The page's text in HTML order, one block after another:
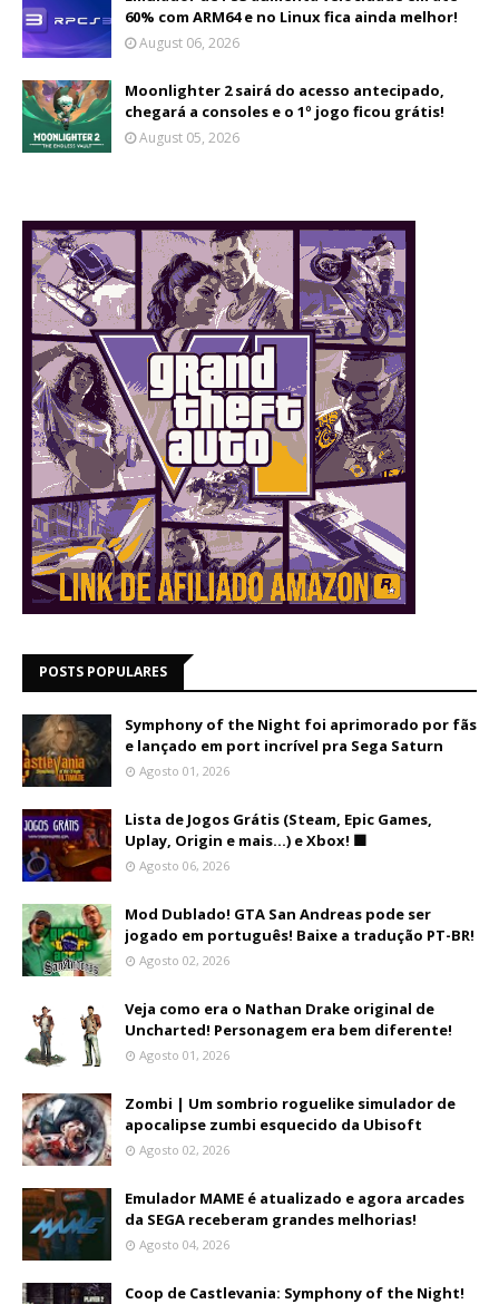
60% com ARM64 e no Linux fica ainda melhor!
August 06, 2026
Moonlighter 2 sairá do acesso antecipado,
chegará a consoles e o 1º jogo ficou grátis!
August 05, 2026
POSTS POPULARES
Symphony of the Night foi aprimorado por fãs
e lançado em port incrível pra Sega Saturn
Agosto 01, 2026
Lista de Jogos Grátis (Steam, Epic Games,
Uplay, Origin e mais...) e Xbox! 🟩
Agosto 06, 2026
Mod Dublado! GTA San Andreas pode ser
jogado em português! Baixe a tradução PT-BR!
Agosto 02, 2026
Veja como era o Nathan Drake original de
Uncharted! Personagem era bem diferente!
Agosto 01, 2026
Zombi | Um sombrio roguelike simulador de
apocalipse zumbi esquecido da Ubisoft
Agosto 02, 2026
Emulador MAME é atualizado e agora arcades
da SEGA receberam grandes melhorias!
Agosto 04, 2026
Coop de Castlevania: Symphony of the Night!